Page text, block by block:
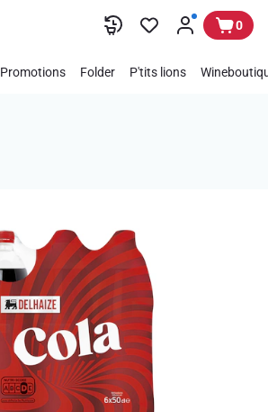
0
Promotions Folder P'tits lions